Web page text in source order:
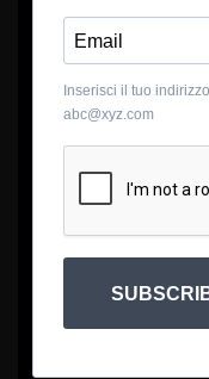
Inserisci il tuo
abc@xyz.com